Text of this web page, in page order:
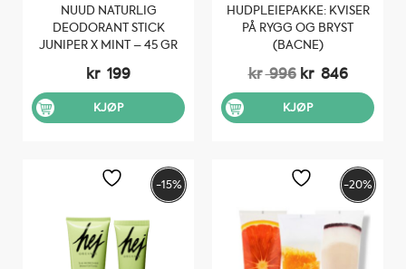
NUUD NATURLIG
DEODORANT STICK
JUNIPER X MINT – 45 GR
kr 199
KJØP
HUDPLEIEPAKKE: KVISER
PÅ RYGG OG BRYST
(BACNE)
kr996 Opprinnelig
pris
var:
kr 996.
kr 846
pris
kr 846.
KJØP
-15% -20%